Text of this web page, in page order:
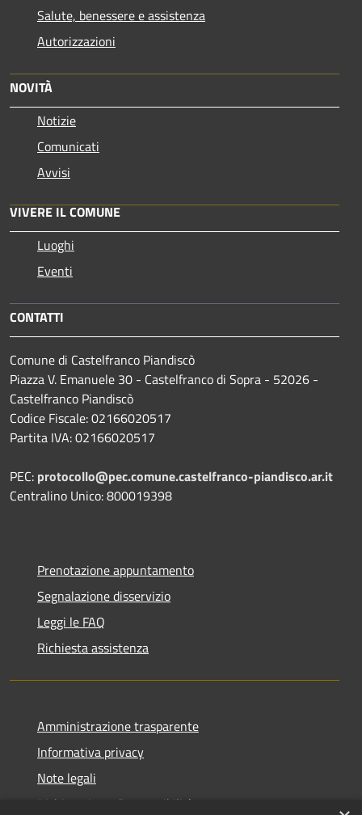
Salute, benessere e assistenza
Autorizzazioni
NOVITÀ
Notizie
Comunicati
Avvisi
VIVERE IL COMUNE
Luoghi
Eventi
CONTATTI
Comune di Castelfranco Piandiscò
Piazza V. Emanuele 30 - Castelfranco di Sopra - 52026 -
Castelfranco Piandiscò
Codice Fiscale: 02166020517
Partita IVA: 02166020517
PEC: protocollo@pec.comune.castelfranco-piandisco.ar.it
Centralino Unico: 800019398
Prenotazione appuntamento
Segnalazione disservizio
Leggi le FAQ
Richiesta assistenza
Amministrazione trasparente
Informativa privacy
Note legali
Dichiarazione di accessibilità